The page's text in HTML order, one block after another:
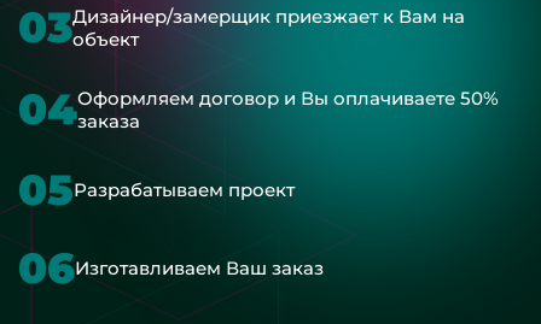
03Дизайнер/замерщик приезжает к Вам на
объект
04Оформляем договор и Вы оплачиваете 50%
заказа
05Разрабатываем проект
06Изготавливаем Ваш заказ